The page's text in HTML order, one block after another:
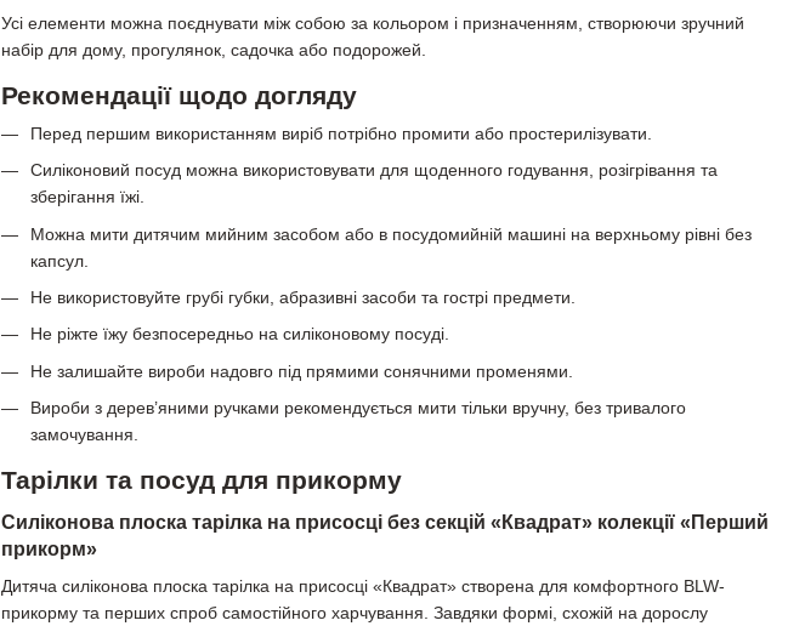
Усі елементи можна поєднувати між собою за кольором і призначенням, створюючи зручний
набір для дому, прогулянок, садочка або подорожей.
Рекомендації щодо догляду
Перед першим використанням виріб потрібно промити або простерилізувати.
Силіконовий посуд можна використовувати для щоденного годування, розігрівання та
зберігання їжі.
Можна мити дитячим мийним засобом або в посудомийній машині на верхньому рівні без
капсул.
Не використовуйте грубі губки, абразивні засоби та гострі предмети.
Не ріжте їжу безпосередньо на силіконовому посуді.
Не залишайте вироби надовго під прямими сонячними променями.
Вироби з дерев’яними ручками рекомендується мити тільки вручну, без тривалого
замочування.
Тарілки та посуд для прикорму
Силіконова плоска тарілка на присосці без секцій «Квадрат» колекції «Перший
прикорм»
Дитяча силіконова плоска тарілка на присосці «Квадрат» створена для комфортного BLW-
прикорму та перших спроб самостійного харчування. Завдяки формі, схожій на дорослу